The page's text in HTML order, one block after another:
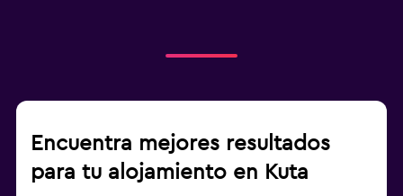
Encuentra mejores resultados
para tu alojamiento en Kuta